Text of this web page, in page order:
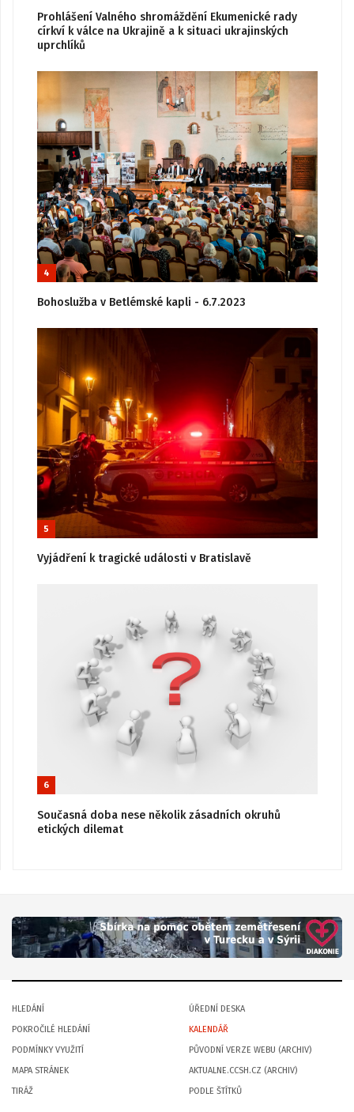
Prohlášení Valného shromáždění Ekumenické rady
církví k válce na Ukrajině a k situaci ukrajinských
uprchlíků
4
Bohoslužba v Betlémské kapli - 6.7.2023
5
Vyjádření k tragické události v Bratislavě
6
Současná doba nese několik zásadních okruhů
etických dilemat
HLEDÁNÍ
POKROČILÉ HLEDÁNÍ
PODMÍNKY VYUŽITÍ
MAPA STRÁNEK
TIRÁŽ
ÚŘEDNÍ DESKA
KALENDÁŘ
PŮVODNÍ VERZE WEBU (ARCHIV)
AKTUALNE.CCSH.CZ (ARCHIV)
PODLE ŠTÍTKŮ